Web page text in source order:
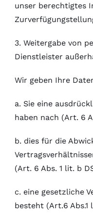
unser berechtigtes
3. Weitergabe von
Dienstleister
Wir geben Ihre
a. Sie eine
haben nach (Art. 6
b. dies für die
(Art. 6 Abs. 1 lit. b
c. eine gesetzliche
besteht (Art.6 Abs.1